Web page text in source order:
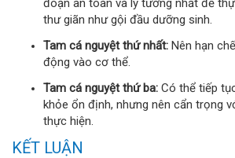
đoạn an toàn và lý tưởng nhất để
thư giãn như gội đầu dưỡng sinh.
Tam cá nguyệt thứ nhất: Nên hạn
động vào cơ thể.
Tam cá nguyệt thứ ba: Có thể tiếp
khỏe ổn định, nhưng nên cẩn trọng
thực hiện.
KẾT LUẬN